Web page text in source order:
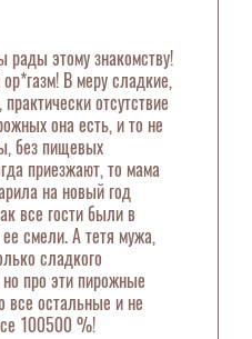
этому знакомству!
В меру сладкие,
отсутствие
она есть, и то не
без пищевых
приезжают, то мама
на новый год
все гости были в
смели. А тетя мужа,
сладкого
про эти пирожные
все остальные и не
100500 %!